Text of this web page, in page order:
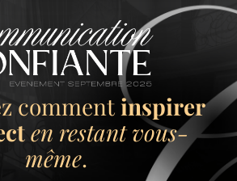
commentinspirer
en restant vous-
même.